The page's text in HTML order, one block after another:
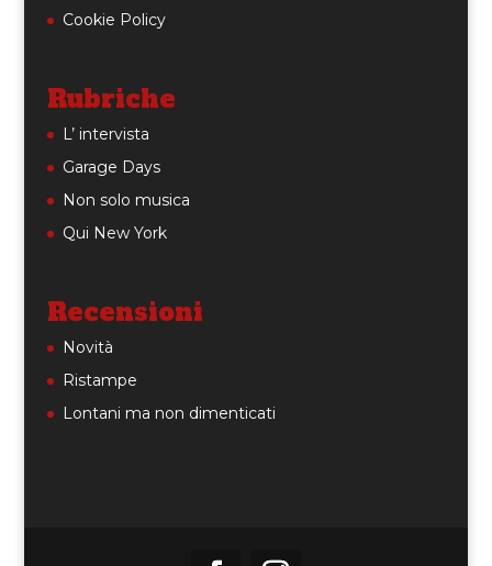
Cookie Policy
Rubriche
L’ intervista
Garage Days
Non solo musica
Qui New York
Recensioni
Novità
Ristampe
Lontani ma non dimenticati